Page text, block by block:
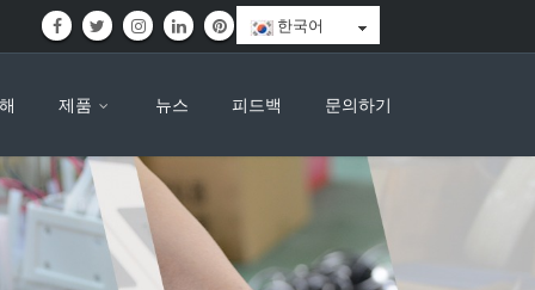
한국어
제품 뉴스 피드백 문의하기